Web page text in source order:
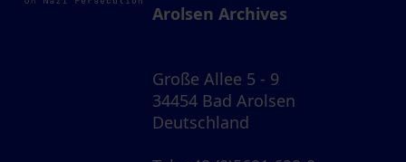
Arolsen Archives
Große Allee 5 - 9
34454 Bad Arolsen
Deutschland